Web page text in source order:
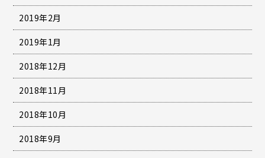
2019年2月
2019年1月
2018年12月
2018年11月
2018年10月
2018年9月